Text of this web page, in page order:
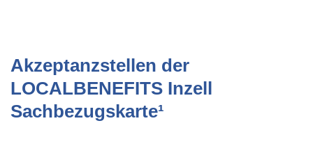
Akzeptanzstellen der
LOCALBENEFITS Inzell
Sachbezugskarte¹